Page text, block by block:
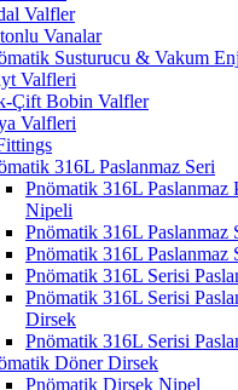
Valfler
Vanalar
Susturucu & Vakum
Valfleri
Çift Bobin Valfler
Valfleri
316L Paslanmaz Seri
Pnömatik 316L Paslanmaz
Nipeli
Pnömatik 316L Paslanmaz
Pnömatik 316L Paslanmaz
Pnömatik 316L Serisi
Pnömatik 316L Serisi
Dirsek
Pnömatik 316L Serisi
Döner Dirsek
Pnömatik Dirsek Nipel